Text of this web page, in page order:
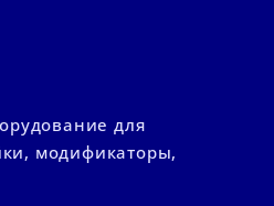
для
модификаторы,